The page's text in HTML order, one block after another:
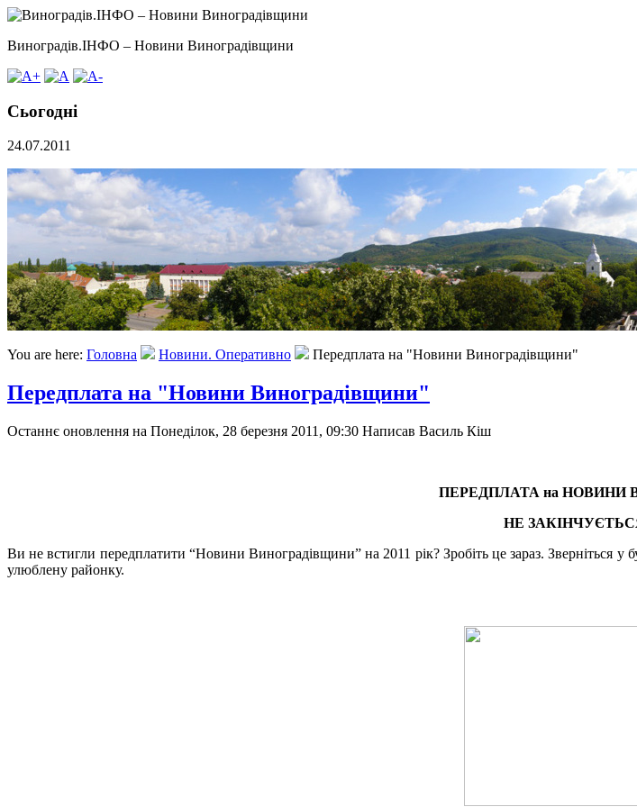
Виноградів.ІНФО – Новини Виноградівщини
Сьогодні
24.07.2011
You are here: Головна Новини. Оперативно Передплата на "Новини Виноградівщини"
Передплата на "Новини Виноградівщини"
Останнє оновлення на Понеділок, 28 березня 2011, 09:30 Написав Василь Кіш
ПЕРЕДПЛАТА на НОВИНИ
НЕ
Ви не встигли передплатити “Новини Виноградівщини” на 2011 рік? Зробіть це зараз. Зверніться у
улюблену районку.